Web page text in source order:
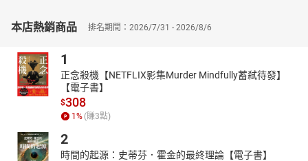
本店熱銷商品 排名期間：2026/7/31 - 2026/8/6
1
正念殺機【NETFLIX影集Murder Mindfully蓄弒待發】
【電子書】
$308
1 % (賺3點)
2
時間的起源：史蒂芬．霍金的最終理論【電子書】